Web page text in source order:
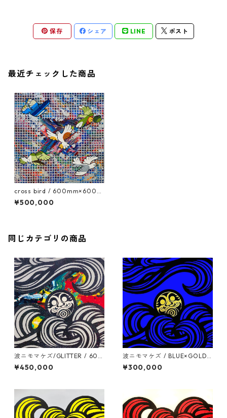
保存 シェア LINE ポスト
最近チェックした商品
cross bird / 600mm×600m
m
¥500,000
同じカテゴリの商品
波ニモマケズ/GLITTER / 600
mm x 6000mm
¥450,000
波ニモマケズ / BLUE×GOLD L
EAF / 530mm x 530mm
¥300,000